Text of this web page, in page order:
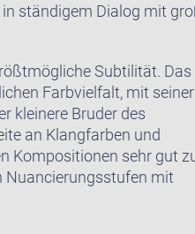
ständigem Dialog mit
Subtilität. Das
Farbvielfalt, mit seiner
kleinere Bruder des
an Klangfarben und
Kompositionen sehr gut
Nuancierungsstufen mit